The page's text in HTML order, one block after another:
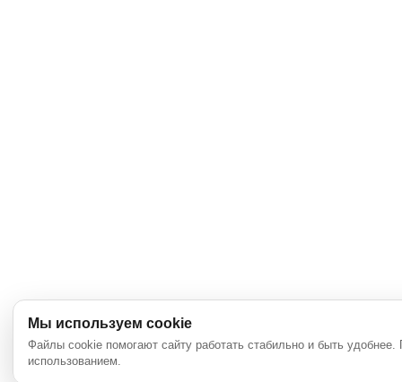
Мы используем cookie
Файлы cookie помогают сайту работать стабильно и быть
использованием.